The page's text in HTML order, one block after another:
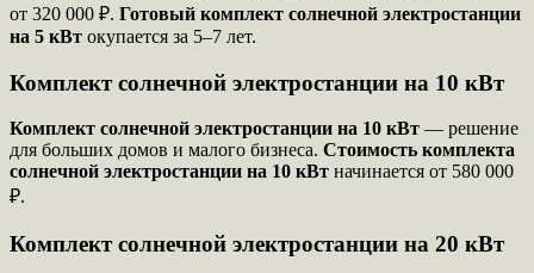
от 320 000 ₽. Готовый комплект солнечной электростанции
на 5 кВт окупается за 5–7 лет.
Комплект солнечной электростанции на 10 кВт
Комплект солнечной электростанции на 10 кВт — решение
для больших домов и малого бизнеса. Стоимость комплекта
солнечной электростанции на 10 кВт начинается от 580 000
₽.
Комплект солнечной электростанции на 20 кВт